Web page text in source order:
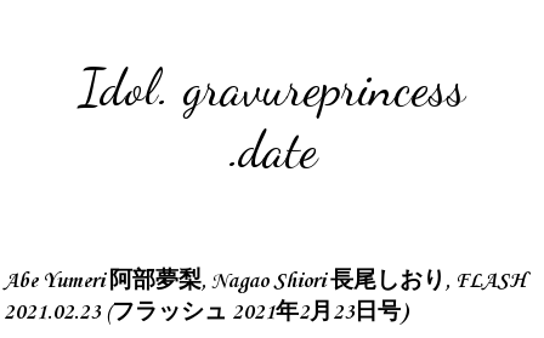
Idol. gravureprincess
.date
Abe Yumeri 阿部夢梨, Nagao Shiori 長尾しおり, FLASH
2021.02.23 (フラッシュ 2021年2月23日号)